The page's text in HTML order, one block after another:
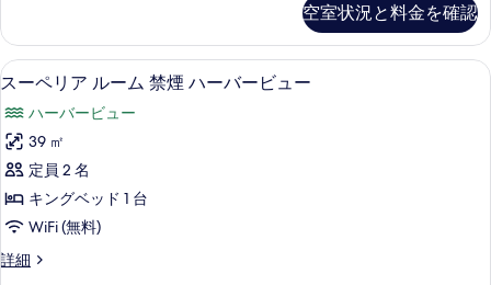
写
真
を
表
示
す
る
の
写
真
を
表
示
す
写
真
を
表
示
す
る
(Chairman)
の
詳
空室状況と料金を確認
ス
ペ
リ
ア
ル
ー
ム
高級寝具、羽毛の掛け布団、ピロー
6
スーペリア ルーム 禁煙 ハーバービュー
ハーバービュー
39 ㎡
定員 2 名
キングベッド 1 台
WiFi (無料)
詳細
ス